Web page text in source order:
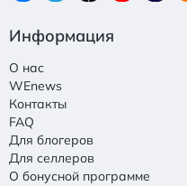
Информация
О нас
WEnews
Контакты
FAQ
Для блогеров
Для селлеров
О бонусной программе